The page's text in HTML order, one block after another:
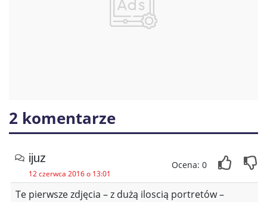
2 komentarze
ijuz
12 czerwca 2016 o 13:01
Ocena: 0
Te pierwsze zdjęcia – z dużą iloscią portretów –